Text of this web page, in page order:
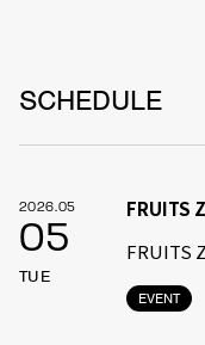
SCHEDULE
2026.05
05
TUE
EVENT
FRUITS
FRUITS